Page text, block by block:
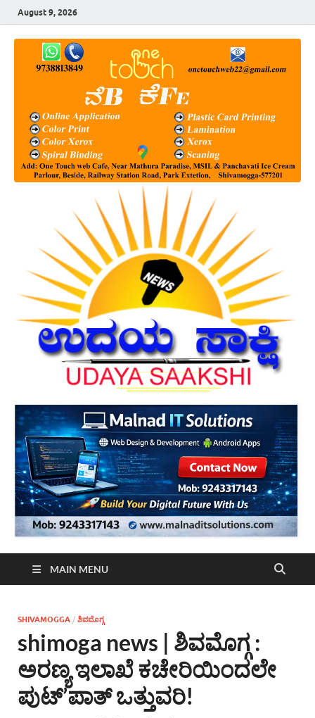
August 9, 2026
MAIN MENU
SHIVAMOGGA / ಶಿವಮೊಗ್ಗ
shimoga news | ಶಿವಮೊಗ್ಗ :
ಅರಣ್ಯ ಇಲಾಖೆ ಕಚೇರಿಯಿಂದಲೇ
ಪುಟ್’ಪಾತ್ ಒತ್ತುವರಿ!